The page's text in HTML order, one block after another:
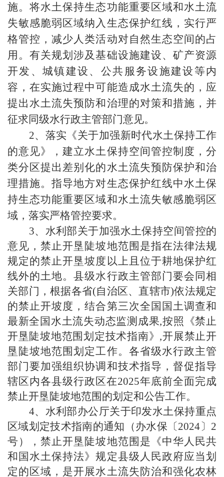
施。将水土保持生态功能重要区域和水土流
失敏感脆弱区域纳入生态保护红线，实行严
格管控，减少人类活动对自然生态空间的占
用。有关规划涉及基础设施建设、矿产资源
开发、城镇建设、公共服务设施建设等内
容，在实施过程中可能造成水土流失的，应
提出水土流失预防和治理的对策和措施，并
征求同级水行政主管部门意见。
2、落实《关于加强新时代水土保持工作
的意见》，建立水土保持空间管控制度，分
类分区提出差别化的水土流失预防保护和治
理措施。指导地方对生态保护红线中水土保
持生态功能重要区域和水土流失敏感脆弱区
域，落实严格管控要求。
3、水利部关于加强水土保持空间管控的
意见，禁止开垦陡坡地范围是指在法律法规
规定的禁止开垦坡度以上且位于耕地保护红
线外的土地。县级水行政主管部门要会同相
关部门，根据各省(自治区、直辖市)依法规定
的禁止开坡度，结合第三次全国国土调查和
最新全国水土流失动态监测成果,按照《禁止
开垦陡坡地范围划定技术指南》 ,开展禁止开
垦陡坡地范围划定工作。各省级水行政主管
部门要加强组织协调和技术指导，督促指导
辖区内各县级行政区在2025年底前全面完成
禁止开垦陡坡地范围的划定和公告工作。
4、水利部办公厅关于印发水土保持重点
区域划定技术指南的通知（办水保〔2024〕 2
号），禁止开垦陡坡地范围是《中华人民共
和国水土保持法》规定县级人民政府应当划
定的区域，是开展水土流失防治和强化农林